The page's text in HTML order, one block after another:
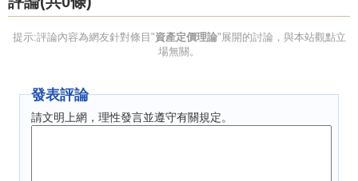
1.演繹型資產定價理論
按照兩條發展線索又可以分為演繹I
演繹I型資產定價理論是指在演繹型資產定價理論中，第
一類模型是指以實用性、可計算性為指導原則(或者叫發展線
提示:評論內容為網友針對條目"資產定價理論"展開的討論，與本站觀點立
場無關。
發表評論
請文明上網，理性發言並遵守有關規定。